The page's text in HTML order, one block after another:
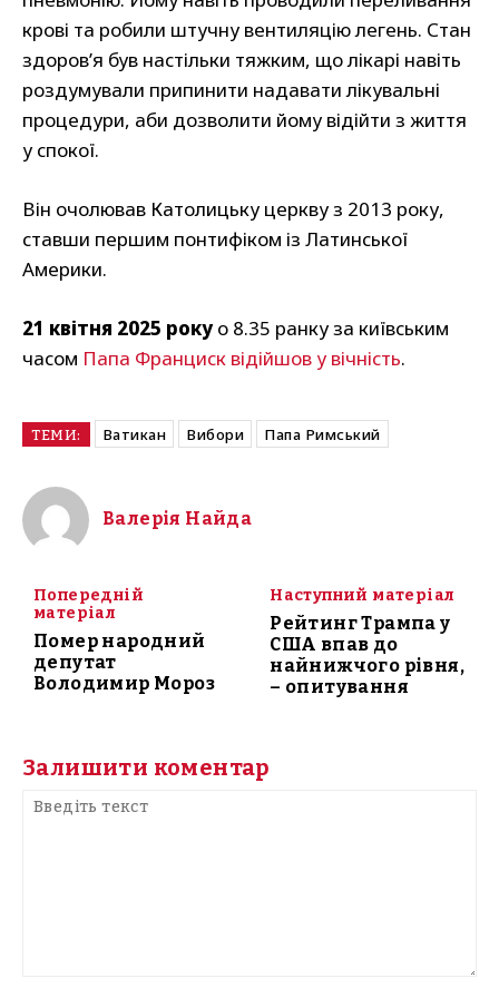
крові та робили штучну вентиляцію легень. Стан
здоров’я був настільки тяжким, що лікарі навіть
роздумували припинити надавати лікувальні
процедури, аби дозволити йому відійти з життя
у спокої.
Він очолював Католицьку церкву з 2013 року,
ставши першим понтифіком із Латинської
Америки.
21 квітня 2025 рокуо 8.35 ранку за київським
часом Папа Франциск відійшов у вічність.
ТЕМИ: Ватикан Вибори Папа Римський
Валерія Найда
Попередній
матеріал
Помер народний
депутат
Володимир Мороз
Наступний матеріал
Рейтинг Трампа у
США впав до
найнижчого рівня,
– опитування
Залишити коментар